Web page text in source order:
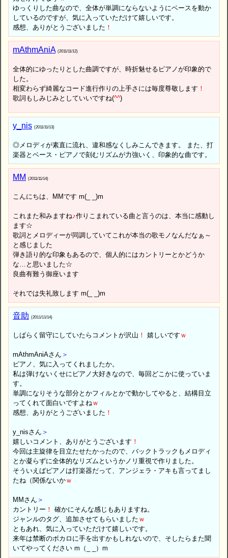
ゆっくりした曲なので、全体が単調にならないようにベースを動か
しているのですが、気に入っていただけて嬉しいです。
感想、ありがとうございました ！
mAthmAniA (2011/11/12)
全体的にゆったりとした曲調ですが、時折魅せるピアノが印象的で
した。
相変わらず綺麗なコード進行作りの上手さには毎度尊敬します ！
歌詞もしみじみとしていいですね(^^)
y_nis (2011/11/13)
◎メロディが素直に流れ、違和感なくしみこんできます。 また、打
楽器とベース・ピアノで刻むリズムが力強いく、印象的な曲です。
MM (2011/11/14)
こんにちは、MMです m(_ _)m
これまた和みますね♪作りこまれている曲と言うのは、本当に感動し
ます☆
歌詞とメロディーが同調していてこれが本当の歌モノなんだなぁ～
と感じました
弾き語り的な印象もあるので、個人的にはカントリーとかどうか
な…と思いました☆
良曲有難う御座います
それでは失礼致します m(_ _)m
音助 (2011/11/14)
しばらく留守にしていたらコメントが沢山 ！ 嬉しいです ｗ
mAthmAniAさん ＞
ピアノ、気に入ってくれましたか。
私は弾けないくせにピアノ大好きなので、毎回どこかに使っていま
す。
単調になりそうな部分とかフィルとかで動かしてやると、結構目立
ってくれて面白いですよね ｗ
感想、ありがとうございました ！
y_nisさん ＞
嬉しいコメント、ありがとうございます ！
今回は主旋律を目立たせたかったので、バックトラックもメロディ
とか凝らずに全体的なリズムというかノリ重視で作りました。
そういえばピアノは打楽器だって、アンジェラ・アキも言ってまし
たね（関係ないかｗ
MMさん ＞
カントリー ！ 確かにそんな感じもありますね。
ジャンルのタグ、追加させてもらいました ｗ
ともあれ、気に入っていただけて嬉しいです。
来年は禁断のボカロに手を出すかもしれないので、そしたらまた聞
いてやってください m（_ _）m